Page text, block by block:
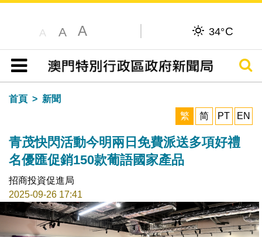
A A A 34°C
目錄
搜尋
首頁
新聞
繁
简 PT EN
青茂快閃活動今明兩日免費派送多項好禮
名優匯促銷150款葡語國家產品
招商投資促進局
2025-09-26 17:41